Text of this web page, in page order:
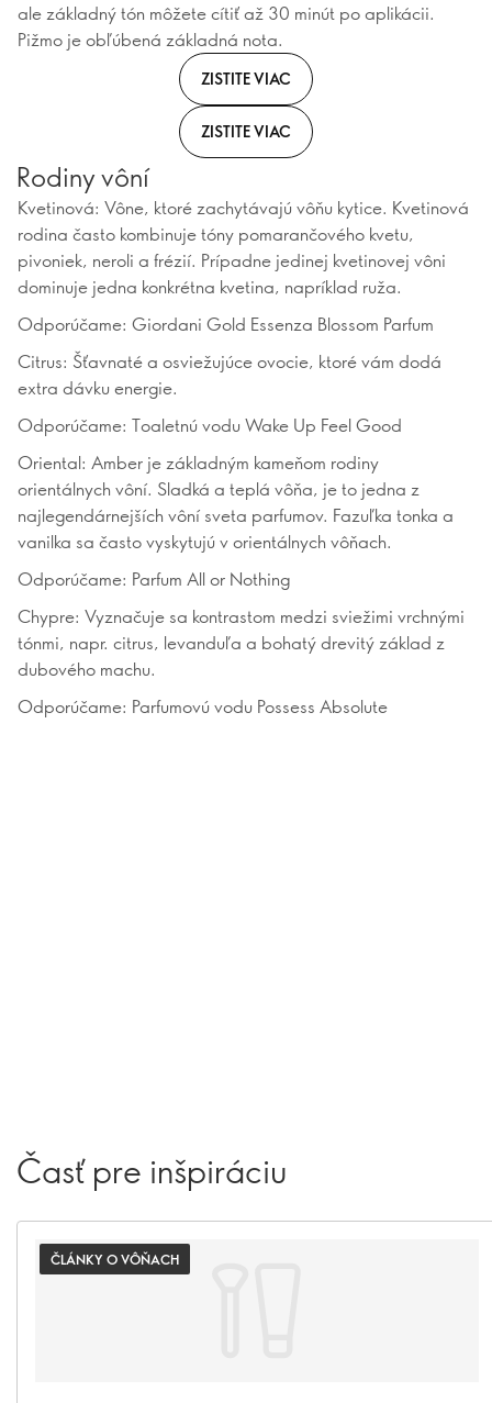
ale základný tón môžete cítiť až 30 minút po aplikácii.
Pižmo je obľúbená základná nota.
ZISTITE VIAC
ZISTITE VIAC
Rodiny vôní
Kvetinová: Vône, ktoré zachytávajú vôňu kytice. Kvetinová
rodina často kombinuje tóny pomarančového kvetu,
pivoniek, neroli a frézií. Prípadne jedinej kvetinovej vôni
dominuje jedna konkrétna kvetina, napríklad ruža.
Odporúčame: Giordani Gold Essenza Blossom Parfum
Citrus: Šťavnaté a osviežujúce ovocie, ktoré vám dodá
extra dávku energie.
Odporúčame: Toaletnú vodu Wake Up Feel Good
Oriental: Amber je základným kameňom rodiny
orientálnych vôní. Sladká a teplá vôňa, je to jedna z
najlegendárnejších vôní sveta parfumov. Fazuľka tonka a
vanilka sa často vyskytujú v orientálnych vôňach.
Odporúčame: Parfum All or Nothing
Chypre: Vyznačuje sa kontrastom medzi sviežimi vrchnými
tónmi, napr. citrus, levanduľa a bohatý drevitý základ z
dubového machu.
Odporúčame: Parfumovú vodu Possess Absolute
Časť pre inšpiráciu
ČLÁNKY O VÔŇACH